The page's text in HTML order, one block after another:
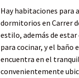
Hay habitaciones para
dormitorios en Carrer
estilo, además de
para cocinar, y el baño
encuentra en el
convenientemente